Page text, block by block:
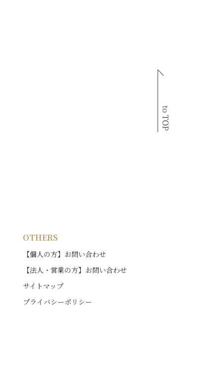
OTHERS
【個人の方】お問い合わせ
【法人・営業の方】お問い合わせ
サイトマップ
プライバシーポリシー